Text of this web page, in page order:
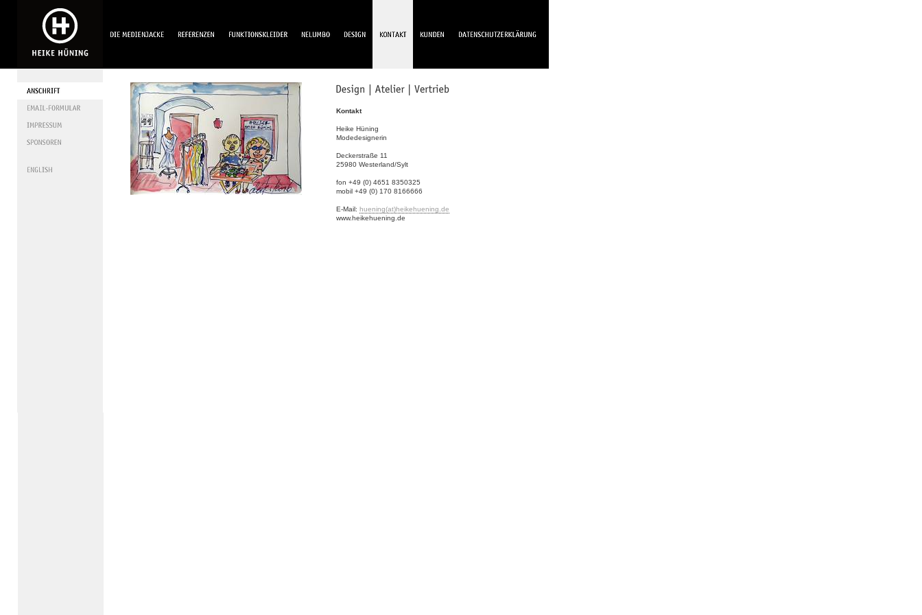
Kontakt
Heike Hüning
Modedesignerin
Deckerstraße 11
25980 Westerland/Sylt
fon +49 (0) 4651 8350325
mobil +49 (0) 170 8166666
E-Mail: huening(at)heikehuening.de
www.heikehuening.de